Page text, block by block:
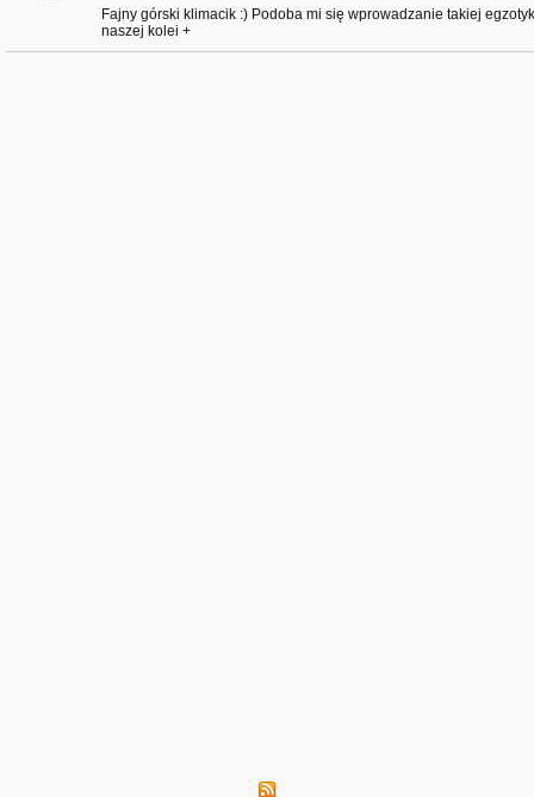
Fajny górski klimacik :) Podoba mi się wprowadzanie takiej
naszej kolei +